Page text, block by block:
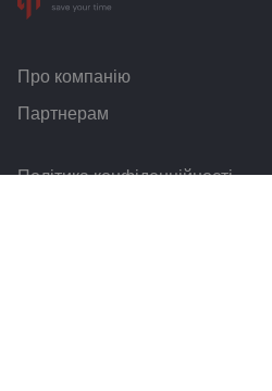
Про компанію
Партнерам
Політика конфіденційності